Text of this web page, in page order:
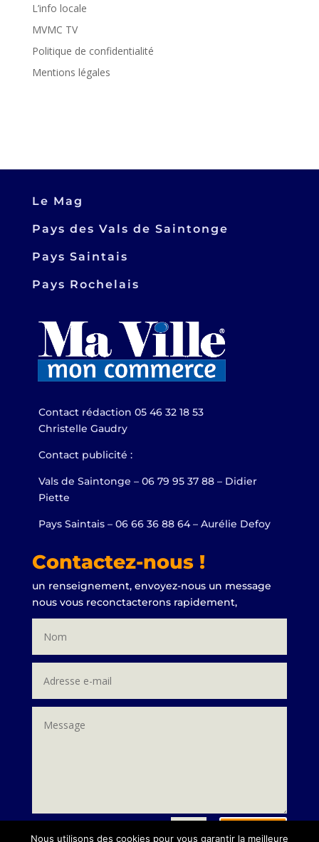
L’info locale
MVMC TV
Politique de confidentialité
Mentions légales
Le Mag
Pays des Vals de Saintonge
Pays Saintais
Pays Rochelais
Contact rédaction 05 46 32 18 53
Christelle Gaudry
Contact publicité :
Vals de Saintonge – 06 79 95 37 88 – Didier
Piette
Pays Saintais – 06 66 36 88 64 – Aurélie Defoy
Contactez-nous !
un renseignement, envoyez-nous un message
nous vous reconctacterons rapidement,
13 + 7= Envoi
Nous utilisons des cookies pour vous garantir la meilleure